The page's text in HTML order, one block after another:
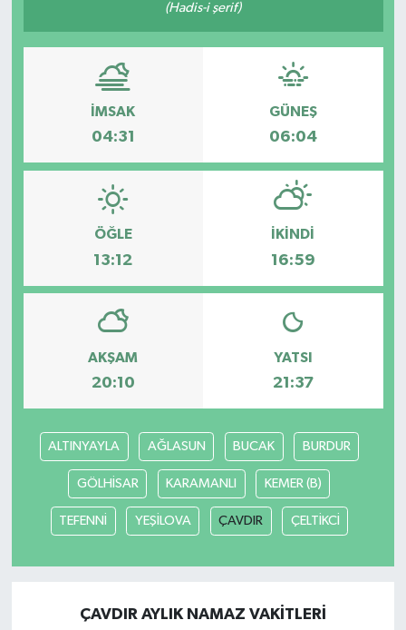
(Hadis-i şerif)
İMSAK
04:31
GÜNEŞ
06:04
ÖĞLE
13:12
İKINDI
16:59
AKŞAM
20:10
YATSI
21:37
ALTINYAYLA AĞLASUN BUCAK BURDUR
GÖLHİSAR KARAMANLI KEMER (B)
TEFENNİ YEŞİLOVA ÇAVDIR ÇELTİKCİ
ÇAVDIR AYLIK NAMAZ VAKITLERI